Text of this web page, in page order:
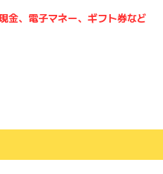
金、電子マネー、ギフト券など